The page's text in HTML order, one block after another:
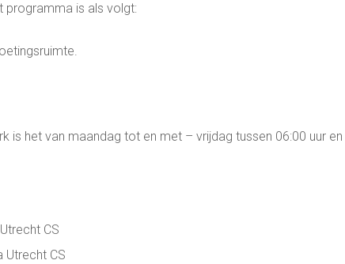
programma is als volgt:
is het van maandag tot en met – vrijdag tussen 06:00 uur en
CS
CS